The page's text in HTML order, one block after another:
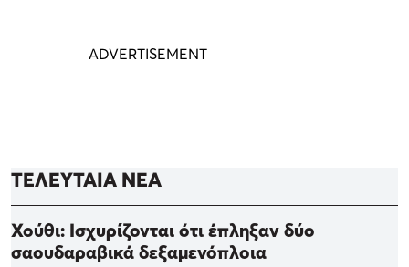
ΤΕΛΕΥΤΑΙΑ ΝΕΑ
Χούθι: Ισχυρίζονται ότι έπληξαν δύο
σαουδαραβικά δεξαμενόπλοια